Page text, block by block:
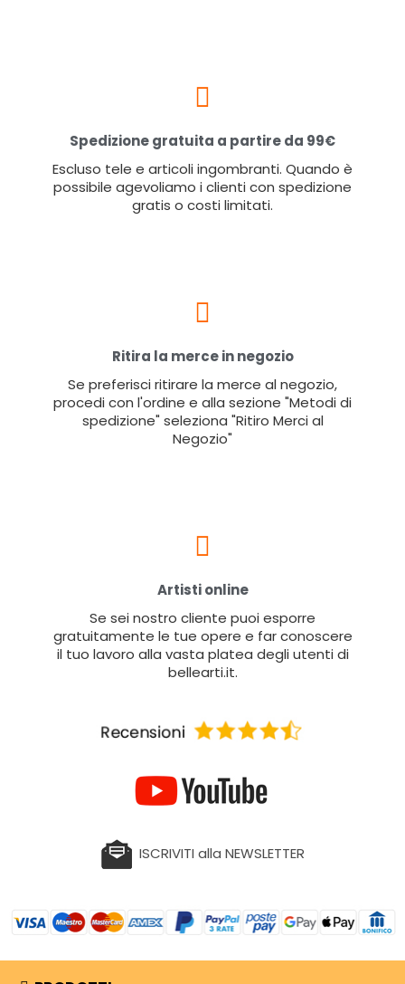
Spedizione gratuita a partire da 99€
Escluso tele e articoli ingombranti. Quando è
possibile agevoliamo i clienti con spedizione
gratis o costi limitati.
Ritira la merce in negozio
Se preferisci ritirare la merce al negozio,
procedi con l'ordine e alla sezione "Metodi di
spedizione" seleziona "Ritiro Merci al
Negozio"
Artisti online
Se sei nostro cliente puoi esporre
gratuitamente le tue opere e far conoscere
il tuo lavoro alla vasta platea degli utenti di
bellearti.it.
ISCRIVITI alla NEWSLETTER